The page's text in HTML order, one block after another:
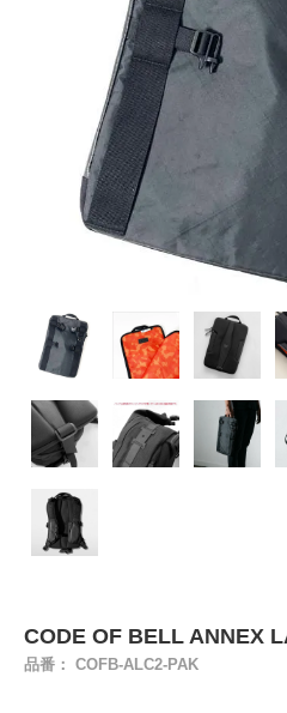
CODE OF BELL ANNEX
品番： COFB-ALC2-PAK